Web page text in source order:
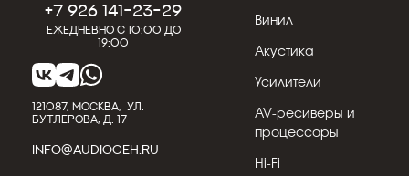
+7 926 141-23-29
Ежедневно с 10:00 до
19:00
121087, МОСКВА, УЛ.
БУТЛЕРОВА, Д. 17
INFO@AUDIOCEH.RU
Винил
Акустика
Усилители
AV-ресиверы и
процессоры
Hi-Fi